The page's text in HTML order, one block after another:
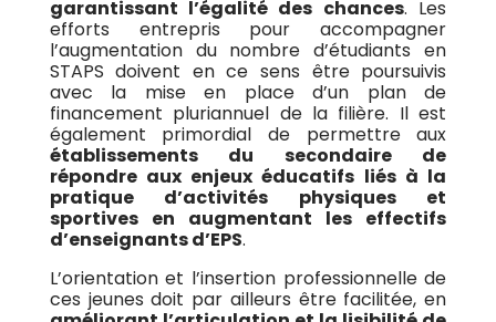
garantissant l’égalité des chances. Les
efforts entrepris pour accompagner
l’augmentation du nombre d’étudiants en
STAPS doivent en ce sens être poursuivis
avec la mise en place d’un plan de
financement pluriannuel de la filière. Il est
également primordial de permettre aux
établissements du secondaire de
répondre aux enjeux éducatifs liés à la
pratique d’activités physiques et
sportives en augmentant les effectifs
d’enseignants d’EPS.
L’orientation et l’insertion professionnelle de
ces jeunes doit par ailleurs être facilitée, en